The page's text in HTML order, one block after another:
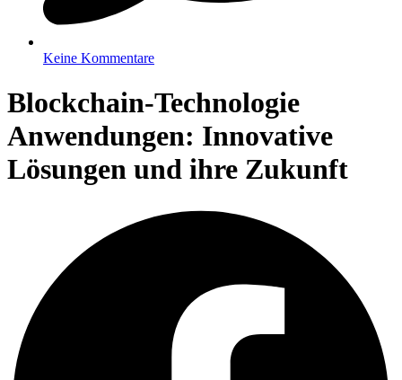
Keine Kommentare
Blockchain-Technologie
Anwendungen: Innovative
Lösungen und ihre Zukunft